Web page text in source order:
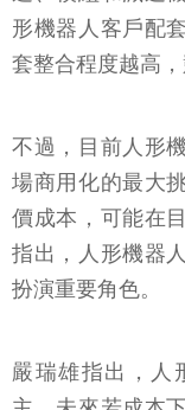
形機器人客戶配
套整合程度越高，
不過，目前人形
場商用化的最大
價成本，可能在
指出，人形機器
扮演重要角色。
嚴瑞雄指出，人